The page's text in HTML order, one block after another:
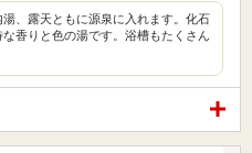
、露天ともに源泉に入れます。化石
香りと色の湯です。浴槽もたくさん